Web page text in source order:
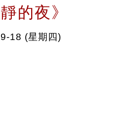
的夜》
18 (星期四)